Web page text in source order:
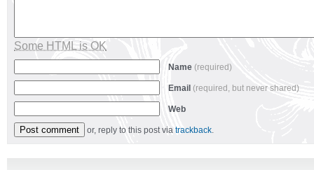
Some HTML is OK
Name (required)
Email (required, but never shared)
Web
or, reply to this post via trackback.